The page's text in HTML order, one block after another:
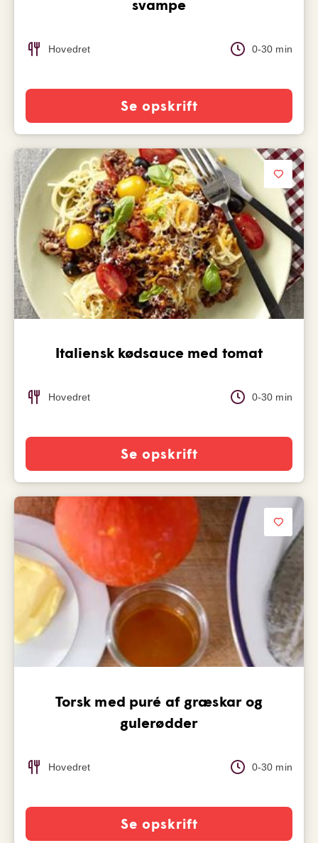
svampe
Hovedret 0-30 min
Se opskrift
Italiensk kødsauce med tomat
Hovedret 0-30 min
Se opskrift
Torsk med puré af græskar og
gulerødder
Hovedret 0-30 min
Se opskrift